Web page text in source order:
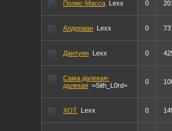
Полис-Масса Lexx 0
Алдераан Lexx 0
Дантуин Lexx 0
Сама далекая-
далекая =Sith_L0rd= 0
ХОТ Lexx 0